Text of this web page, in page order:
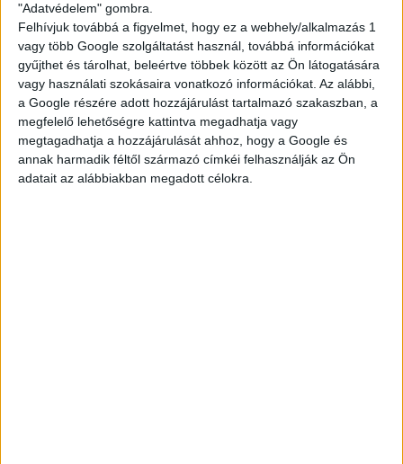
"Adatvédelem" gombra.
Felhívjuk továbbá a figyelmet, hogy ez a webhely/alkalmazás 1
vagy több Google szolgáltatást használ, továbbá információkat
gyűjthet és tárolhat, beleértve többek között az Ön látogatására
vagy használati szokásaira vonatkozó információkat. Az alábbi,
a Google részére adott hozzájárulást tartalmazó szakaszban, a
megfelelő lehetőségre kattintva megadhatja vagy
megtagadhatja a hozzájárulását ahhoz, hogy a Google és
annak harmadik féltől származó címkéi felhasználják az Ön
adatait az alábbiakban megadott célokra.
2.500,-Ft/óra